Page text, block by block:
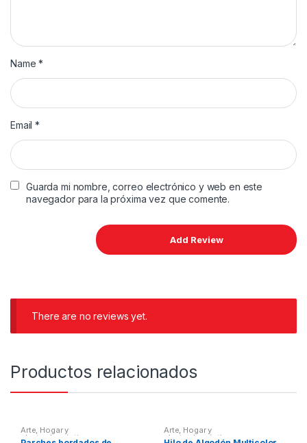
Name*
Email*
Guarda mi nombre, correo electrónico y web en este
navegador para la próxima vez que comente.
There are no reviews yet.
Productos relacionados
Arte, Hogar y
electrodomésticos
Arte, Hogar y
electrodomésticos